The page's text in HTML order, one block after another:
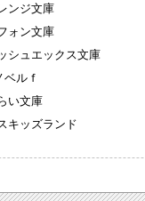
ンジ文庫
ォン文庫
シュエックス文庫
ベルｆ
い文庫
キッズランド